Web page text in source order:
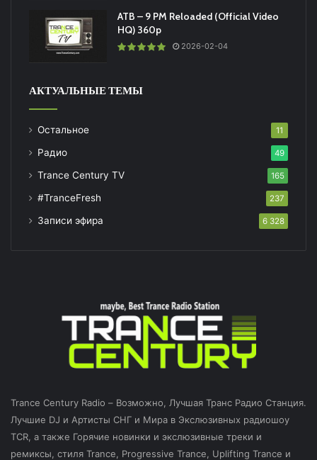
ATB – 9 PM Reloaded (Official Video
HQ) 360p
2026-02-04
АКТУАЛЬНЫЕ ТЕМЫ
Остальное 11
Радио 49
Trance Century TV 165
#TranceFresh 237
Записи эфира 6 328
Trance Century Radio – Возможно, Лучшая Транс Радио Станция.
Лучшие DJ и Артисты СНГ и Мира в Экслюзивных радиошоу
TCR, а также Горячие новинки и экслюзивные треки и
ремиксы, стиля Trance, Progressive Trance, Uplifting Trance и